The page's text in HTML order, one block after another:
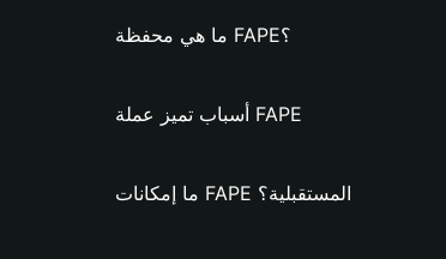
ما هي محفظة FAPE؟
أسباب تميز عملة FAPE
ما إمكانات FAPE المستقبلية؟